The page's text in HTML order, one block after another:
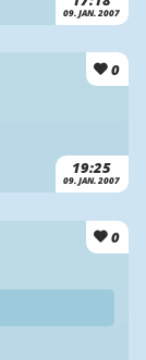
09. JAN. 2007
0
19:25
09. JAN. 2007
0